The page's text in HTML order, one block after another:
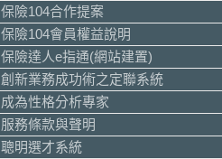
保險104合作提案
保險104會員權益說明
保險達人e指通(網站建置)
創新業務成功術之定聯系統
成為性格分析專家
服務條款與聲明
聰明選才系統